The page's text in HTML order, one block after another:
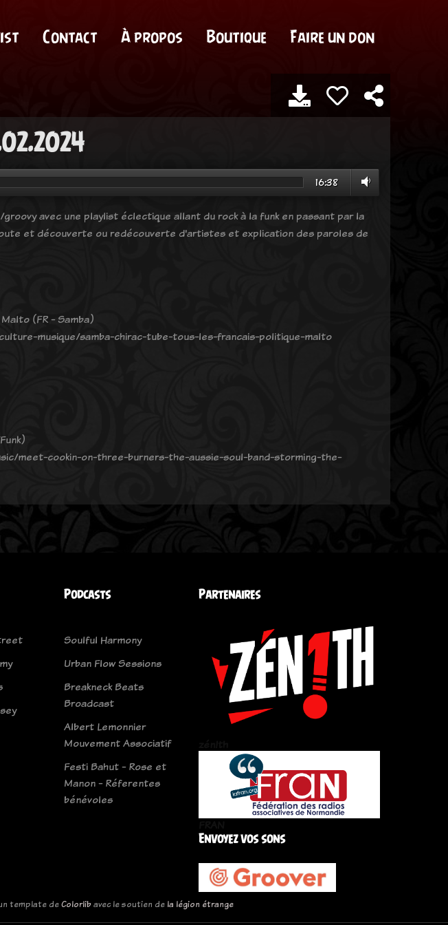
Contact À propos Boutique Faire un don
16:38
avec une playlist éclectique allant du rock à la funk en passant par la
et découverte ou redécouverte d'artistes et explication des paroles de
(FR - Samba)
musique/samba-chirac-tube-tous-les-francais-politique-malto
meet-cookin-on-three-burners-the-aussie-soul-band-storming-the-
Podcasts
Soulful Harmony
Urban Flow Sessions
Breakneck Beats
Broadcast
Albert Lemonnier
Mouvement Associatif
Festi Bahut - Rose et
Manon - Réferentes
bénévoles
Partenaires
Envoyez vos sons
template deColorlibavec le soutien de la légion étrange